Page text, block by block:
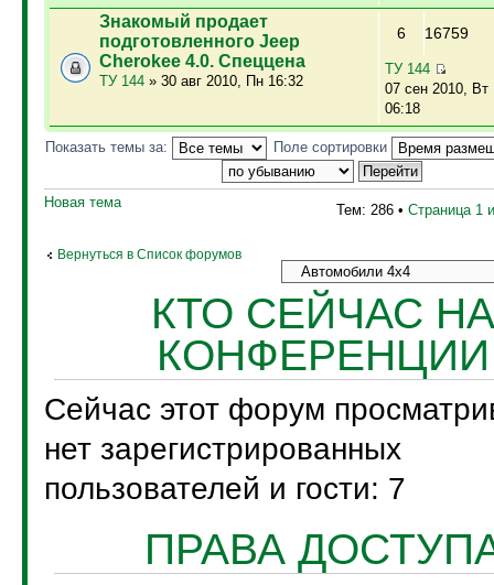
Знакомый продает
подготовленного Jeep
Cherokee 4.0. Спеццена
ТУ 144» 30 авг 2010, Пн 16:32
6 16759
ТУ 144
07 сен 2010, Вт
06:18
Показать темы за: Поле сортировки
Новая тема Тем: 286 • Страница 1
Вернуться в Список форумов
КТО СЕЙЧАС
КОНФЕРЕНЦИИ
Сейчас этот форум
нет зарегистрированных
пользователей и гости: 7
ПРАВА